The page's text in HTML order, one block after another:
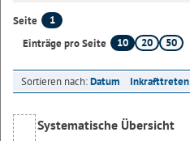
Seite
1
Einträge pro Seite
10 20 50
Sortieren nach:Datum Inkrafttreten
Systematische Übersicht